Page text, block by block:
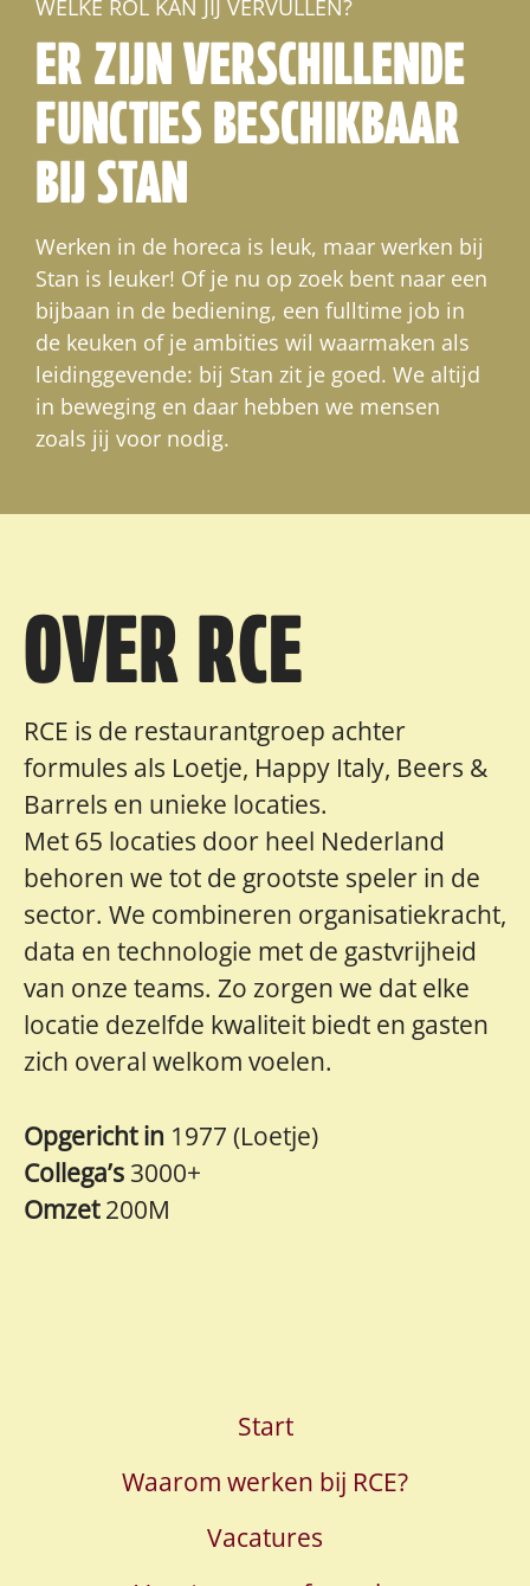
WELKE ROL KAN JIJ VERVULLEN?
ER ZIJN VERSCHILLENDE
FUNCTIES BESCHIKBAAR
BIJ STAN
Werken in de horeca is leuk, maar werken bij
Stan is leuker! Of je nu op zoek bent naar een
bijbaan in de bediening, een fulltime job in
de keuken of je ambities wil waarmaken als
leidinggevende: bij Stan zit je goed. We altijd
in beweging en daar hebben we mensen
zoals jij voor nodig.
OVER RCE
RCE is de restaurantgroep achter
formules als Loetje, Happy Italy, Beers &
Barrels en unieke locaties.
Met 65 locaties door heel Nederland
behoren we tot de grootste speler in de
sector. We combineren organisatiekracht,
data en technologie met de gastvrijheid
van onze teams. Zo zorgen we dat elke
locatie dezelfde kwaliteit biedt en gasten
zich overal welkom voelen.
Opgericht in 1977 (Loetje)
Collega’s 3000+
Omzet200M
Start
Waarom werken bij RCE?
Vacatures